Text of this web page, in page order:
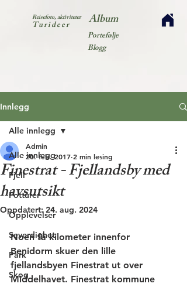
Reisefoto, aktiviteter
Turideer Album
Portefølje
Blogg
Innlegg
Alle innlegg
Fjell
Fotturer
Opplevelser
Severdighet
Park
Skog
Alle innlegg
Finestrat - Fjellandsby med
havsutsikt
Admin
20. feb. 2017 2 min lesing
Oppdatert:24. aug. 2024
Noen få kilometer innenfor
Benidorm skuer den lille
fjellandsbyen Finestrat ut over
Middelhavet. Finestrat kommune